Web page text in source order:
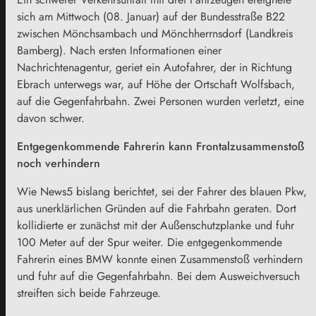
sich am Mittwoch (08. Januar) auf der Bundesstraße B22
zwischen Mönchsambach und Mönchherrnsdorf (Landkreis
Bamberg). Nach ersten Informationen einer
Nachrichtenagentur, geriet ein Autofahrer, der in Richtung
Ebrach unterwegs war, auf Höhe der Ortschaft Wolfsbach,
auf die Gegenfahrbahn. Zwei Personen wurden verletzt, eine
davon schwer.
Entgegenkommende Fahrerin kann Frontalzusammenstoß
noch verhindern
Wie News5 bislang berichtet, sei der Fahrer des blauen Pkw,
aus unerklärlichen Gründen auf die Fahrbahn geraten. Dort
kollidierte er zunächst mit der Außenschutzplanke und fuhr
100 Meter auf der Spur weiter. Die entgegenkommende
Fahrerin eines BMW konnte einen Zusammenstoß verhindern
und fuhr auf die Gegenfahrbahn. Bei dem Ausweichversuch
streiften sich beide Fahrzeuge.